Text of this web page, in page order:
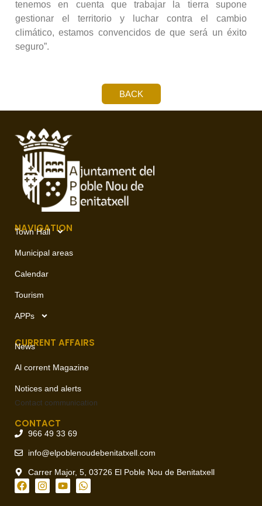
tenemos en cuenta que trabajar la tierra supone
gestionar el territorio y luchar contra el cambio
climático, estamos convencidos de que será un éxito
seguro”.
BACK
NAVIGATION
Town Hall
Municipal areas
Calendar
Tourism
APPs
CURRENT AFFAIRS
News
Al corrent Magazine
Notices and alerts
Contact communication
CONTACT
966 49 33 69
info@elpoblenoudebenitatxell.com
Carrer Major, 5, 03726 El Poble Nou de Benitatxell